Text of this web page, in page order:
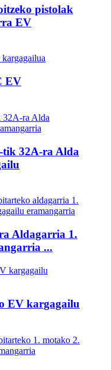
pistolak
EV
EV
tik 32A-ra Alda
Aldagarria 1.
...
EV kargagailu